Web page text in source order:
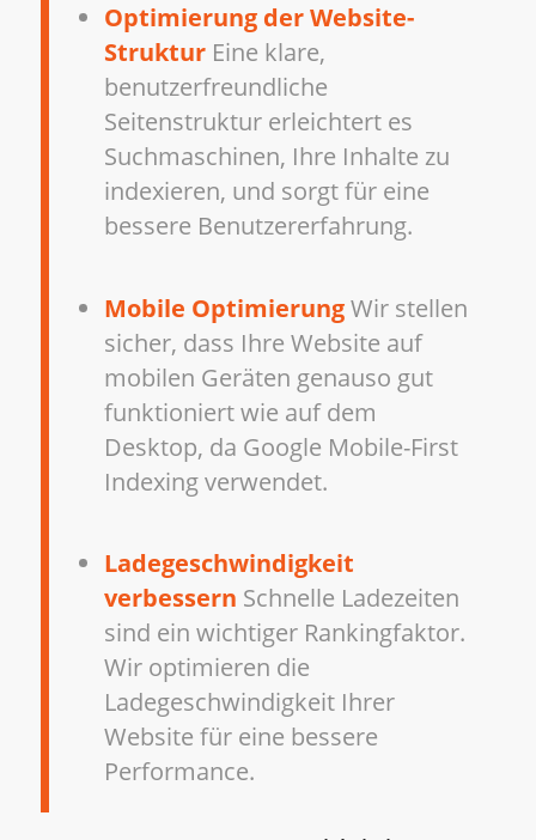
Optimierung der Website-
Struktur Eine klare,
benutzerfreundliche
Seitenstruktur erleichtert es
Suchmaschinen, Ihre Inhalte zu
indexieren, und sorgt für eine
bessere Benutzererfahrung.
Mobile OptimierungWir stellen
sicher, dass Ihre Website auf
mobilen Geräten genauso gut
funktioniert wie auf dem
Desktop, da Google Mobile-First
Indexing verwendet.
Ladegeschwindigkeit
verbessern Schnelle Ladezeiten
sind ein wichtiger Rankingfaktor.
Wir optimieren die
Ladegeschwindigkeit Ihrer
Website für eine bessere
Performance.